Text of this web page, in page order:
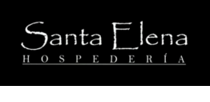
contenido